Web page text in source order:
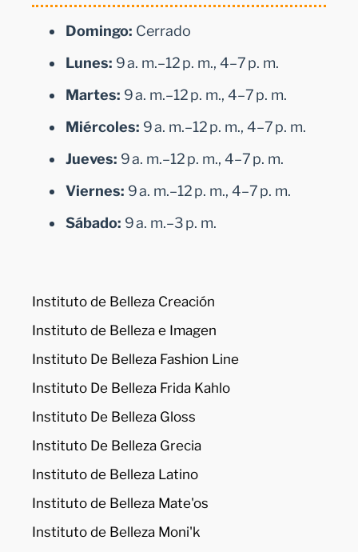
Domingo: Cerrado
Lunes: 9 a. m.–12 p. m., 4–7 p. m.
Martes: 9 a. m.–12 p. m., 4–7 p. m.
Miércoles: 9 a. m.–12 p. m., 4–7 p. m.
Jueves: 9 a. m.–12 p. m., 4–7 p. m.
Viernes: 9 a. m.–12 p. m., 4–7 p. m.
Sábado: 9 a. m.–3 p. m.
Instituto de Belleza Creación
Instituto de Belleza e Imagen
Instituto De Belleza Fashion Line
Instituto De Belleza Frida Kahlo
Instituto De Belleza Gloss
Instituto De Belleza Grecia
Instituto de Belleza Latino
Instituto de Belleza Mate'os
Instituto de Belleza Moni'k